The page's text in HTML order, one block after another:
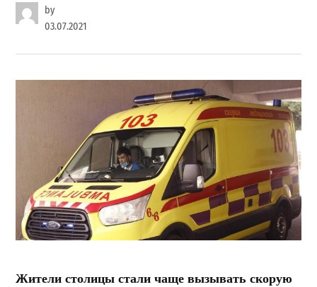
by
03.07.2021
Жители столицы стали чаще вызывать скорую